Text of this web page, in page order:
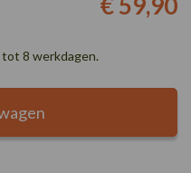
8 werkdagen.